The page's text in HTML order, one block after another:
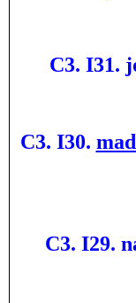
C3. I31.
C3. I30.
C3. I29.